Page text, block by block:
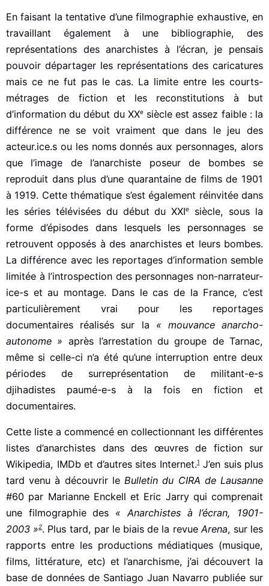
En faisant la tentative d’une filmographie exhaustive, en
travaillant également à une bibliographie, des
représentations des anarchistes à l’écran, je pensais
pouvoir départager les représentations des caricatures
mais ce ne fut pas le cas. La limite entre les courts-
métrages de fiction et les reconstitutions à but
d’information du début du XXesiècle est assez faible : la
différence ne se voit vraiment que dans le jeu des
acteur.ice.s ou les noms donnés aux personnages, alors
que l’image de l’anarchiste poseur de bombes se
reproduit dans plus d’une quarantaine de films de 1901
à 1919. Cette thématique s’est également réinvitée dans
les séries télévisées du début du XXIe
siècle, sous la
forme d’épisodes dans lesquels les personnages se
retrouvent opposés à des anarchistes et leurs bombes.
La différence avec les reportages d’information semble
limitée à l’introspection des personnages non-narrateur-
ice-s et au montage. Dans le cas de la France, c’est
particulièrement vrai pour les reportages
documentaires réalisés sur la « mouvance anarcho-
autonome » après l’arrestation du groupe de Tarnac,
même si celle-ci n’a été qu’une interruption entre deux
périodes de surreprésentation de militant-e-s
djihadistes paumé-e-s à la fois en fiction et
documentaires.
Cette liste a commencé en collectionnant les différentes
listes d’anarchistes dans des œuvres de fiction sur
Wikipedia, IMDb et d’autres sites Internet.1J’en suis plus
tard venu à découvrir leBulletin du CIRA de Lausanne
#60 par Marianne Enckell et Eric Jarry qui comprenait
une filmographie des « Anarchistes à l’écran, 1901-
2003 »2. Plus tard, par le biais de la revueArena, sur les
rapports entre les productions médiatiques (musique,
films, littérature, etc) et l’anarchisme, j’ai découvert la
base de données de Santiago Juan Navarro publiée sur